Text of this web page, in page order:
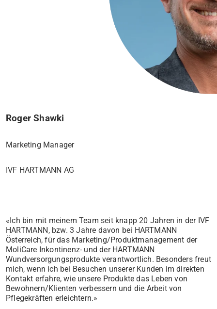
Roger Shawki
Marketing Manager
IVF HARTMANN AG
«Ich bin mit meinem Team seit knapp 20 Jahren in der IVF
HARTMANN, bzw. 3 Jahre davon bei HARTMANN
Österreich, für das Marketing/Produktmanagement der
MoliCare Inkontinenz- und der HARTMANN
Wundversorgungsprodukte verantwortlich. Besonders freut
mich, wenn ich bei Besuchen unserer Kunden im direkten
Kontakt erfahre, wie unsere Produkte das Leben von
Bewohnern/Klienten verbessern und die Arbeit von
Pflegekräften erleichtern.»